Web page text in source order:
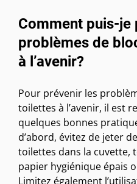
Comment puis-je
problèmes de
à l’avenir?
Pour prévenir les
toilettes à l’avenir, il est
quelques bonnes
d’abord, évitez de jeter
toilettes dans la cuvette,
papier hygiénique épais
Limitez également